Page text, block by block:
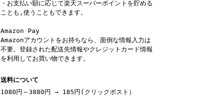
・お支払い額に応じて楽天スーパーポイントを貯める
ことも,使うこともできます。
Amazon Pay
Amazonアカウントをお持ちなら、面倒な情報入力は
不要。登録された配送先情報やクレジットカード情報
を利用してお買い物できます。
送料について
1080円～3880円 → 185円(クリックポスト）